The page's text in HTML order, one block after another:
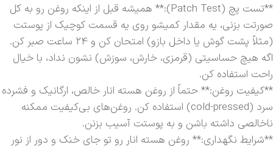
**تست پچ (Patch Test):** همیشه قبل از اینکه روغن رو به کل
صورتت بزنی، یه مقدار کمیشو روی یه قسمت کوچیک از پوستت
(مثلاً پشت گوش یا داخل بازو) امتحان کن و 24 ساعت صبر کن.
اگه هیچ حساسیتی (قرمزی، خارش، سوزش) نشون نداد، با خیال
راحت استفاده کن.
**کیفیت روغن:** حتماً از روغن هسته انار خالص، ارگانیک و فشرده
سرد (cold-pressed) استفاده کن. روغن‌های بی‌کیفیت ممکنه
ناخالصی داشته باشن و به پوستت آسیب بزنن.
**شرایط نگهداری:** روغن هسته انار رو تو جای خنک و دور از نور